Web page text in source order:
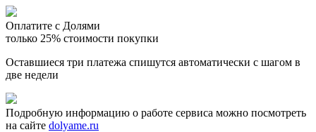
Оплатите с Долями
только 25% стоимости покупки
Оставшиеся три платежа спишутся автоматически с шагом в
две недели
Подробную информацию о работе сервиса можно посмотреть
на сайте dolyame.ru